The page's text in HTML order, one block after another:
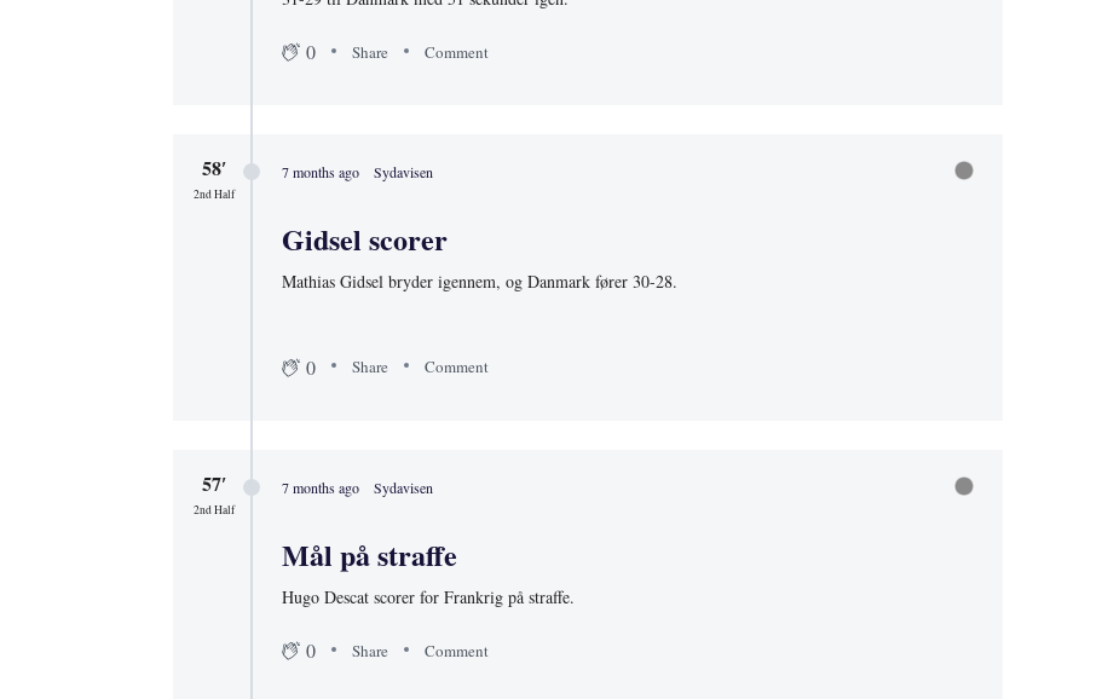
0 Share Comment
58′
2nd Half
7 months ago Sydavisen
Gidsel scorer
Mathias Gidsel bryder igennem, og Danmark fører 30-28.
0 Share Comment
57′
2nd Half
7 months ago Sydavisen
Mål på straffe
Hugo Descat scorer for Frankrig på straffe.
0 Share Comment